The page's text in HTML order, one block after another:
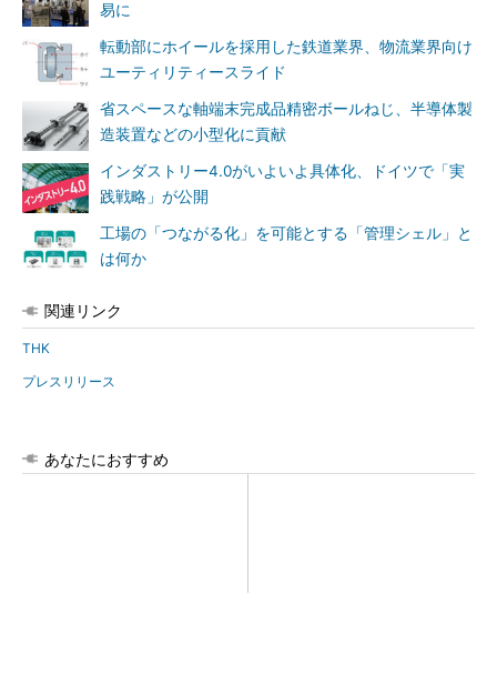
易に
転動部にホイールを採用した鉄道業界、物流業界向け
ユーティリティースライド
省スペースな軸端末完成品精密ボールねじ、半導体製
造装置などの小型化に貢献
インダストリー4.0がいよいよ具体化、ドイツで「実
践戦略」が公開
工場の「つながる化」を可能とする「管理シェル」と
は何か
関連リンク
THK
プレスリリース
あなたにおすすめ